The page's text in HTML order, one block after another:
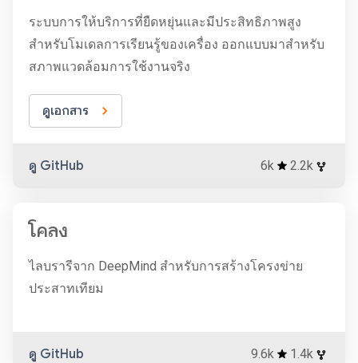
ระบบการให้บริการที่ยืดหยุ่นและมีประสิทธิภาพสูง
สำหรับโมเดลการเรียนรู้ของเครื่อง ออกแบบมาสำหรับ
สภาพแวดล้อมการใช้งานจริง
ดูเอกสาร
ดู GitHub 6k 2.2k
โคลง
ไลบรารีจาก DeepMind สำหรับการสร้างโครงข่าย
ประสาทเทียม
ดู GitHub 9.6k 1.4k